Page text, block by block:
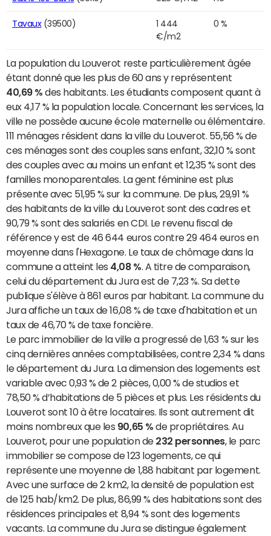
Tavaux(39500)
1 444
€/m2
0 %
La population du Louverot reste particulièrement âgée
étant donné que les plus de 60 ans y représentent
40,69 % des habitants. Les étudiants composent quant à
eux 4,17 % la population locale. Concernant les services, la
ville ne possède aucune école maternelle ou élémentaire.
111 ménages résident dans la ville du Louverot. 55,56 % de
ces ménages sont des couples sans enfant, 32,10 % sont
des couples avec au moins un enfant et 12,35 % sont des
familles monoparentales. La gent féminine est plus
présente avec 51,95 % sur la commune. De plus, 29,91 %
des habitants de la ville du Louverot sont des cadres et
90,79 % sont des salariés en CDI. Le revenu fiscal de
référence y est de 46 644 euros contre 29 464 euros en
moyenne dans l'Hexagone. Le taux de chômage dans la
commune a atteint les 4,08 % . A titre de comparaison,
celui du département du Jura est de 7,23 %. Sa dette
publique s'élève à 861 euros par habitant. La commune du
Jura affiche un taux de 16,08 % de taxe d'habitation et un
taux de 46,70 % de taxe foncière.
Le parc immobilier de la ville a progressé de 1,63 % sur les
cinq dernières années comptabilisées, contre 2,34 % dans
le département du Jura. La dimension des logements est
variable avec 0,93 % de 2 pièces, 0,00 % de studios et
78,50 % d’habitations de 5 pièces et plus. Les résidents du
Louverot sont 10 à être locataires. Ils sont autrement dit
moins nombreux que les 90,65 % de propriétaires. Au
Louverot, pour une population de 232 personnes, le parc
immobilier se compose de 123 logements, ce qui
représente une moyenne de 1,88 habitant par logement.
Avec une surface de 2 km2, la densité de population est
de 125 hab/km2. De plus, 86,99 % des habitations sont des
résidences principales et 8,94 % sont des logements
vacants. La commune du Jura se distingue également